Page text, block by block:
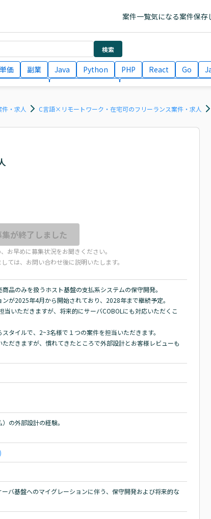
案件一覧気になる案件保存
検索
価 副業 Java Python PHP React Go
月収100万円 業務委託
・求人 C言語×リモートワーク・在宅可のフリーランス案件・求人
が終了しました
お早めに募集状況をお聞きください。
ては、お問い合わせ後に説明いたします。
品のみを扱うホスト基盤の支払系システムの保守開発。
が2025年4月から開始されており、2028年まで継続予定。
当いただきますが、将来的にサーバCOBOLにも対応いただくこ
タイルで、2~3名様で１つの案件を担当いただきます。
だきますが、慣れてきたところで外部設計とお客様レビューも
の外部設計の経験。
バ基盤へのマイグレーションに伴う、保守開発および将来的な